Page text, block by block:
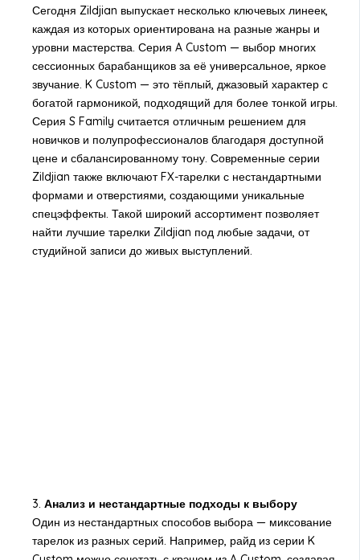
Сегодня Zildjian выпускает несколько ключевых линеек,
каждая из которых ориентирована на разные жанры и
уровни мастерства. Серия A Custom — выбор многих
сессионных барабанщиков за её универсальное, яркое
звучание. K Custom — это тёплый, джазовый характер с
богатой гармоникой, подходящий для более тонкой игры.
Серия S Family считается отличным решением для
новичков и полупрофессионалов благодаря доступной
цене и сбалансированному тону. Современные серии
Zildjian также включают FX-тарелки с нестандартными
формами и отверстиями, создающими уникальные
спецэффекты. Такой широкий ассортимент позволяет
найти лучшие тарелки Zildjian под любые задачи, от
студийной записи до живых выступлений.
3. Анализ и нестандартные подходы к выбору
Один из нестандартных способов выбора — миксование
тарелок из разных серий. Например, райд из серии K